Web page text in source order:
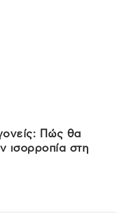
Πώς θα
ισορροπία στη